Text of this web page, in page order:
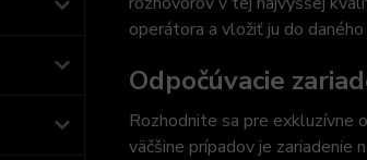
operátora a vložiť ju do
Odpočúvacie
Rozhodnite sa pre exkluzívne
väčšine prípadov je zariadenie